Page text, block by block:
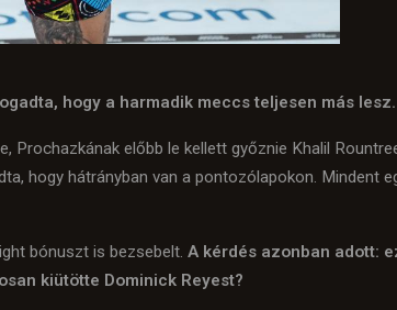
hogy a harmadik meccs teljesen más lesz.
előbb le kellett győznie Khalil
hogy hátrányban van a pontozólapokon.
bónuszt is bezsebelt. A kérdés azonban adott:
kiütötte Dominick Reyest?